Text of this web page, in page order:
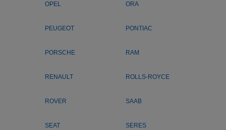
OPEL ORA
PEUGEOT PONTIAC
PORSCHE RAM
RENAULT ROLLS-ROYCE
ROVER SAAB
SEAT SERES